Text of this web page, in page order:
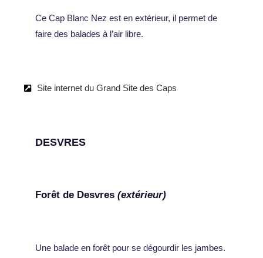
Ce Cap Blanc Nez est en extérieur, il permet de
faire des balades à l’air libre.
Site internet du Grand Site des Caps
DESVRES
Forêt de Desvres (extérieur)
Une balade en forêt pour se dégourdir les jambes.